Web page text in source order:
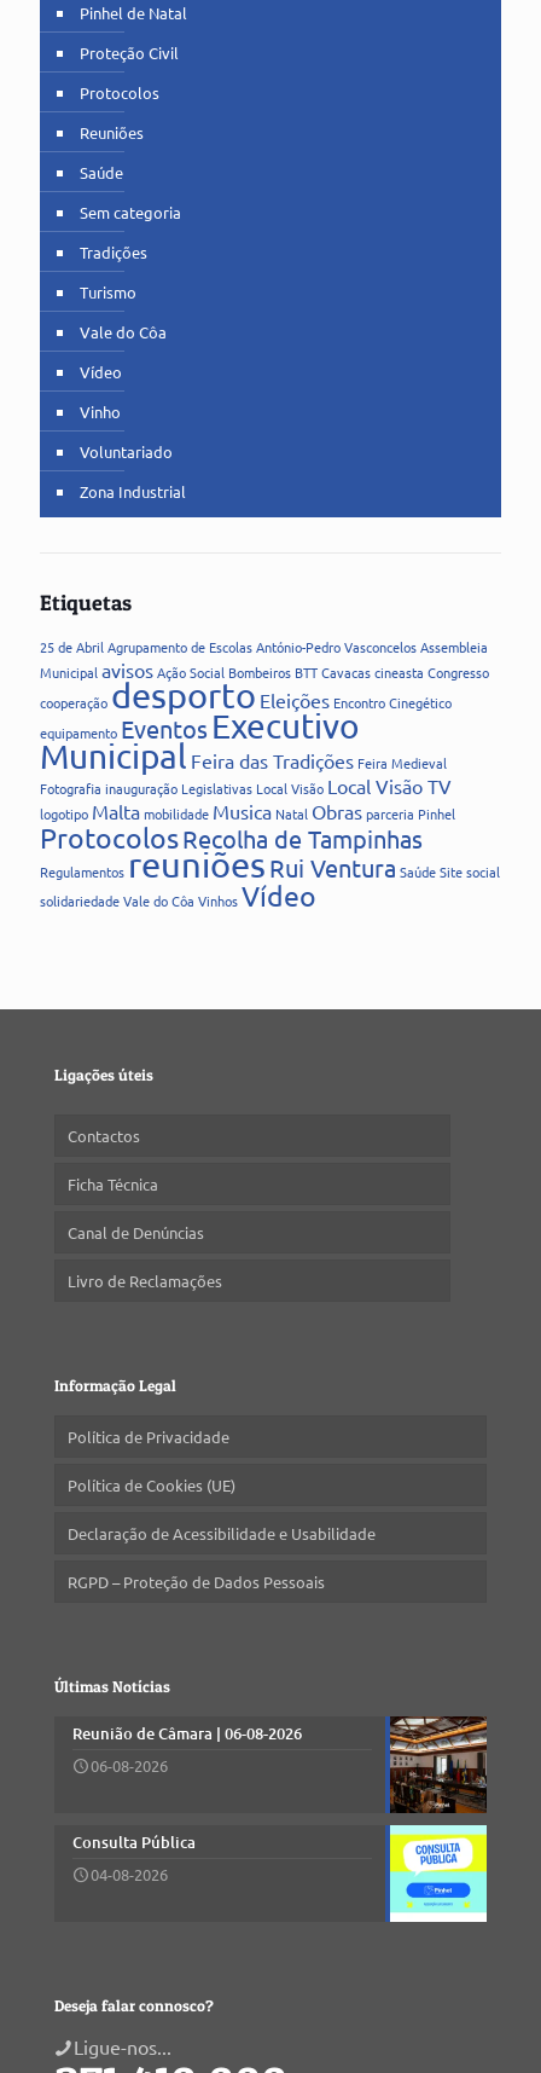
Pinhel de Natal
Proteção Civil
Protocolos
Reuniões
Saúde
Sem categoria
Tradições
Turismo
Vale do Côa
Vídeo
Vinho
Voluntariado
Zona Industrial
Etiquetas
25 de Abril Agrupamento de EscolasAntónio-Pedro VasconcelosAssembleia
Municipal avisosAção Social Bombeiros BTTCavacascineasta Congresso
cooperação desporto Eleições Encontro Cinegético
equipamento Eventos Executivo
Municipal Feira das Tradições Feira Medieval
Fotografia inauguração Legislativas Local Visão Local Visão TV
logotipo Maltamobilidade Musica Natal Obrasparceria Pinhel
ProtocolosRecolha de Tampinhas
Regulamentos reuniões Rui Ventura SaúdeSitesocial
solidariedadeVale do Côa VinhosVídeo
Ligações úteis
Contactos
Ficha Técnica
Canal de Denúncias
Livro de Reclamações
Informação Legal
Política de Privacidade
Política de Cookies (UE)
Declaração de Acessibilidade e Usabilidade
RGPD – Proteção de Dados Pessoais
Últimas Notícias
Reunião de Câmara | 06-08-2026
06-08-2026
Consulta Pública
04-08-2026
Deseja falar connosco?
Ligue-nos...